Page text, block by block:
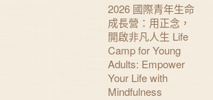
2026 國際青年生命
成長營：用正念，
開啟非凡人生 Life
Camp for Young
Adults: Empower
Your Life with
Mindfulness